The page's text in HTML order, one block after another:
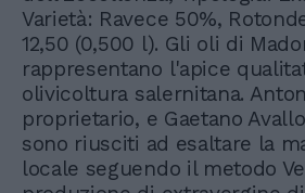
Varietà: Ravece 50%,
12,50 (0,500 l). Gli oli di
rappresentano l'apice
olivicoltura salernitana.
proprietario, e Gaetano
sono riusciti ad esaltare la
locale seguendo il metodo